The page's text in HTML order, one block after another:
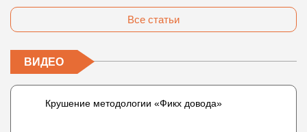
Все статьи
ВИДЕО
Крушение методологии «Фикх довода»